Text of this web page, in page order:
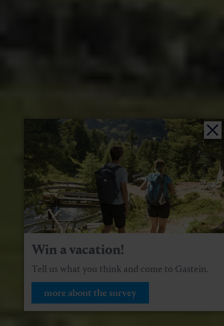
Win a vacation!
Tell us what you think and come to Gastein.
more about the survey